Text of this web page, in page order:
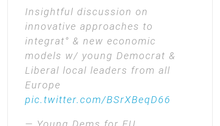
Insightful discussion on
innovative approaches to
integrat° & new economic
models w/ young Democrat &
Liberal local leaders from all
Europe
pic.twitter.com/BSrXBeqD66